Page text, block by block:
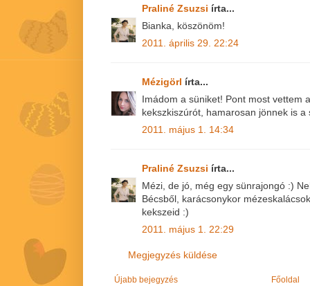
Praliné Zsuzsi írta...
Bianka, köszönöm!
2011. április 29. 22:24
Mézigörl írta...
Imádom a süniket! Pont most vettem
kekszkiszúrót, hamarosan jönnek is a
2011. május 1. 14:34
Praliné Zsuzsi írta...
Mézi, de jó, még egy sünrajongó :)
Bécsből, karácsonykor
kekszeid :)
2011. május 1. 22:29
Megjegyzés küldése
Újabb bejegyzés Főoldal